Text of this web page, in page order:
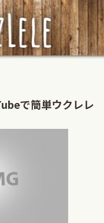
で簡単ウクレレ